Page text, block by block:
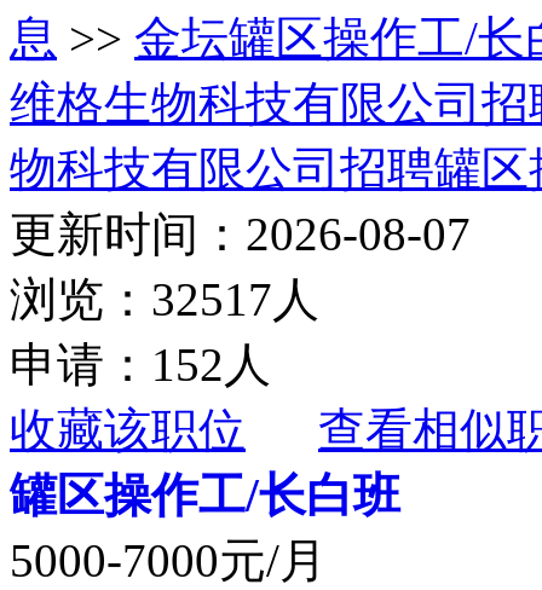
息 >> 金坛罐区操作工/长
维格生物科技有限公司招
物科技有限公司招聘罐
更新时间：2026-08-07
浏览：32517人
申请：152人
收藏该职位
查看相似
罐区操作工/长白班
5000-7000元/月